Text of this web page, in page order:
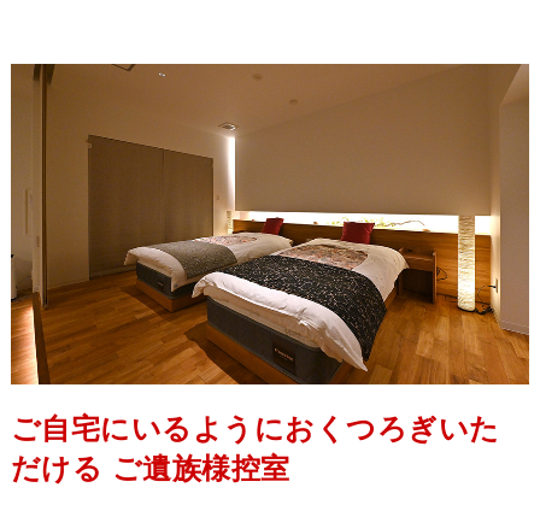
ご自宅にいるようにおくつろぎいた
だける ご遺族様控室